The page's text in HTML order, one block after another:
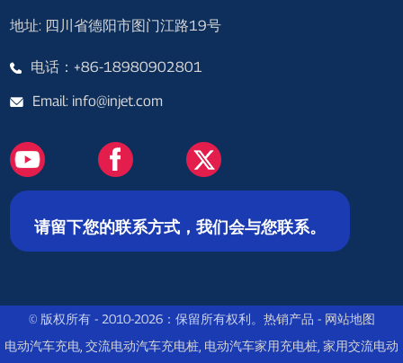
地址: 四川省德阳市图门江路19号
电话：+86-18980902801
Email: info@injet.com
请留下您的联系方式，我们会与您联系。
© 版权所有 - 2010-2026：保留所有权利。 热销产品 - 网站地图
电动汽车充电 交流电动汽车充电桩 电动汽车家用充电桩 家用交流电动